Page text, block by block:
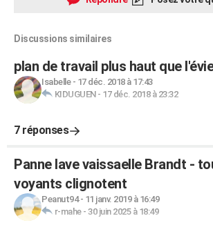
Discussions similaires
plan de travail plus haut que
Isabelle- 17 déc. 2018 à 17:43
KIDUGUEN- 17 déc. 2018 à 23:32
7 réponses
Panne lave vaissaelle Brandt -
voyants clignotent
Peanut94- 11 janv. 2019 à 16:49
r-mahe- 30 juin 2025 à 18:49